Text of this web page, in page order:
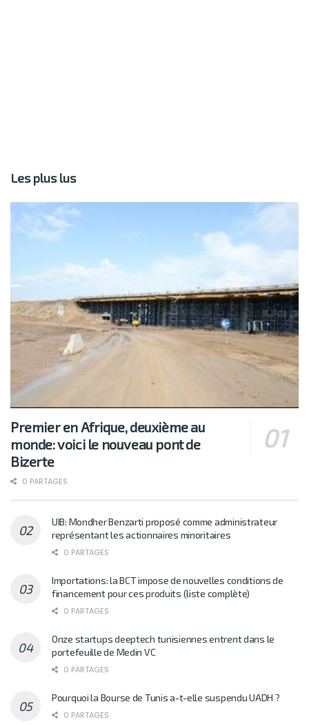
Les plus lus
Premier en Afrique, deuxième au
monde: voici le nouveau pont de
Bizerte
0 PARTAGES
UIB: Mondher Benzarti proposé comme administrateur
représentant les actionnaires minoritaires
0 PARTAGES
Importations: la BCT impose de nouvelles conditions de
financement pour ces produits (liste complète)
0 PARTAGES
Onze startups deeptech tunisiennes entrent dans le
portefeuille de Medin VC
0 PARTAGES
Pourquoi la Bourse de Tunis a-t-elle suspendu UADH ?
0 PARTAGES